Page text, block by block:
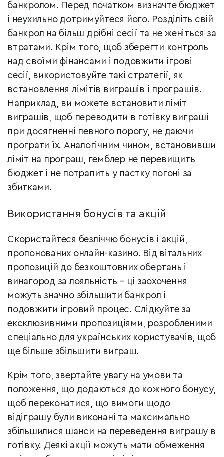
банкролом. Перед початком визначте бюджет
і неухильно дотримуйтеся його. Розділіть свій
банкрол на більш дрібні сесії та не женіться за
втратами. Крім того, щоб зберегти контроль
над своїми фінансами і подовжити ігрові
сесії, використовуйте такі стратегії, як
встановлення лімітів виграшів і програшів.
Наприклад, ви можете встановити ліміт
виграшів, щоб переводити в готівку виграші
при досягненні певного порогу, не даючи
програти їх. Аналогічним чином, встановивши
ліміт на програш, гемблер не перевищить
бюджет і не потрапить у пастку погоні за
збитками.
Використання бонусів та акцій
Скористайтеся безліччю бонусів і акцій,
пропонованих онлайн-казино. Від вітальних
пропозицій до безкоштовних обертань і
винагород за лояльність – ці заохочення
можуть значно збільшити банкрол і
подовжити ігровий процес. Слідкуйте за
ексклюзивними пропозиціями, розробленими
спеціально для українських користувачів, щоб
ще більше збільшити виграш.
Крім того, звертайте увагу на умови та
положення, що додаються до кожного бонусу,
щоб переконатися, що вимоги щодо
відіграшу були виконані та максимально
збільшилися шанси на переведення виграшу в
готівку. Деякі акції можуть мати обмеження